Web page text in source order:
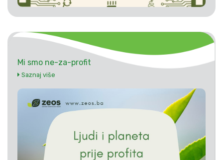
Mi smo ne-za-profit
Saznaj više